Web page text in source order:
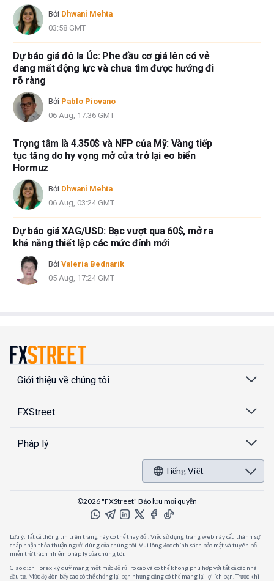
Bởi Dhwani Mehta
03:58 GMT
Dự báo giá đô la Úc: Phe đầu cơ giá lên có vẻ
đang mất động lực và chưa tìm được hướng đi
rõ ràng
Bởi Pablo Piovano
06 Aug, 17:36 GMT
Trọng tâm là 4.350$ và NFP của Mỹ: Vàng tiếp
tục tăng do hy vọng mở cửa trở lại eo biển
Hormuz
Bởi Dhwani Mehta
06 Aug, 03:24 GMT
Dự báo giá XAG/USD: Bạc vượt qua 60$, mở ra
khả năng thiết lập các mức đỉnh mới
Bởi Valeria Bednarik
05 Aug, 17:24 GMT
Giới thiệu về chúng tôi
FXStreet
Pháp lý
Tiếng Việt
©2026 "FXStreet" Bảo lưu mọi quyền
Lưu ý: Tất cả thông tin trên trang này có thể thay đổi. Việc sử dụng trang web này cấu thành sự
chấp nhận thỏa thuận người dùng của chúng tôi. Vui lòng đọc chính sách bảo mật và tuyên bố
miễn trừ trách nhiệm pháp lý của chúng tôi.
Giao dịch Forex ký quỹ mang một mức độ rủi ro cao và có thể không phù hợp với tất cả các nhà
đầu tư. Mức độ đòn bẩy cao có thể chống lại bạn nhưng cũng có thể mang lại lợi ích bạn. Trước khi